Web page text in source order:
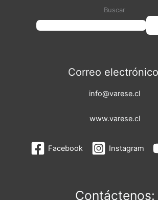
Buscar
Correo
info@varese.cl
www.varese.cl
Facebook Instagram
Contáctenos: